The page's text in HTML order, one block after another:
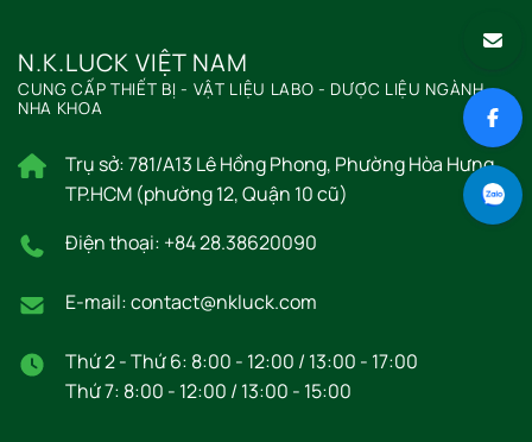
N.K.LUCK VIỆT NAM
CUNG CẤP THIẾT BỊ - VẬT LIỆU LABO - DƯỢC LIỆU NGÀNH
NHA KHOA
Trụ sở: 781/A13 Lê Hồng Phong, Phường Hòa Hưng,
TP.HCM (phường 12, Quận 10 cũ)
Điện thoại: +84 28.38620090
E-mail: contact@nkluck.com
Thứ 2 - Thứ 6: 8:00 - 12:00 / 13:00 - 17:00
Thứ 7: 8:00 - 12:00 / 13:00 - 15:00